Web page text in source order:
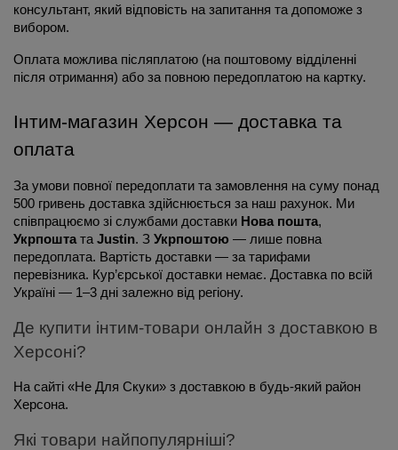
консультант, який відповість на запитання та допоможе з
вибором.
Оплата можлива післяплатою (на поштовому відділенні
після отримання) або за повною передоплатою на картку.
Інтим-магазин Херсон — доставка та
оплата
За умови повної передоплати та замовлення на суму понад
500 гривень доставка здійснюється за наш рахунок. Ми
співпрацюємо зі службами доставки Нова пошта
Укрпошта та Justin. З Укрпоштою — лише повна
передоплата. Вартість доставки — за тарифами
перевізника. Кур’єрської доставки немає. Доставка по всій
Україні — 1–3 дні залежно від регіону.
Де купити інтим-товари онлайн з доставкою в
Херсоні?
На сайті «Не Для Скуки» з доставкою в будь-який район
Херсона.
Які товари найпопулярніші?